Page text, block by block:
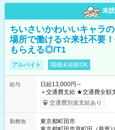
未読
ちいさいかわいいキャラ
場所で働ける☆来社不要
もらえる◎/T1
アルバイト 職種未経験OK
給与
日給13,000円～
＋交通費支給 ★交通費全額支給！ ┗案件により規定あり ★日払
いOK！（規定あり） ┗働
ンビニATMから 日払い分を引き落と
交通費別途支給あり
勤務地
東京都町田市